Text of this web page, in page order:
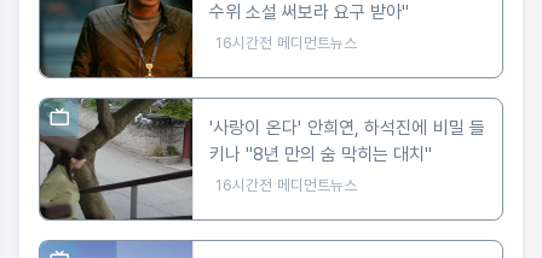
수위 소설 써보라 요구 받아"
16시간전 메디먼트뉴스
'사랑이 온다' 안희연, 하석진에 비밀 들
키나 "8년 만의 숨 막히는 대치"
16시간전 메디먼트뉴스